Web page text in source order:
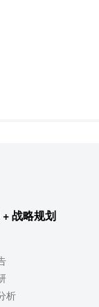
战略规划
析